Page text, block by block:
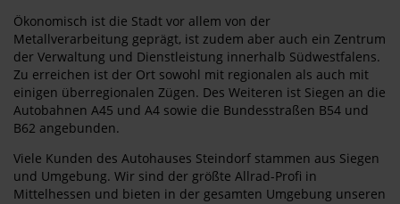
Ökonomisch ist die Stadt vor allem von der
Metallverarbeitung geprägt, ist zudem aber auch ein Zentrum
der Verwaltung und Dienstleistung innerhalb Südwestfalens.
Zu erreichen ist der Ort sowohl mit regionalen als auch mit
einigen überregionalen Zügen. Des Weiteren ist Siegen an die
Autobahnen A45 und A4 sowie die Bundesstraßen B54 und
B62 angebunden.
Viele Kunden des Autohauses Steindorf stammen aus Siegen
und Umgebung. Wir sind der größte Allrad-Profi in
Mittelhessen und bieten in der gesamten Umgebung unseren